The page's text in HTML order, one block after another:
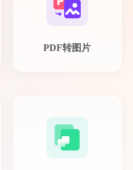
PDF转图片